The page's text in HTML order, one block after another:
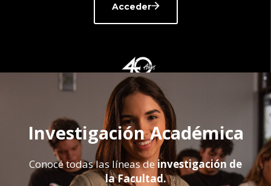
Acceder
Investigación Académica
Conocé todas las líneas deinvestigación de
la Facultad.